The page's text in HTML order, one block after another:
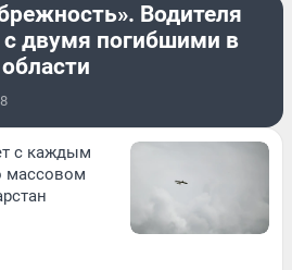
Водителя
двумя погибшими в
с каждым
массовом